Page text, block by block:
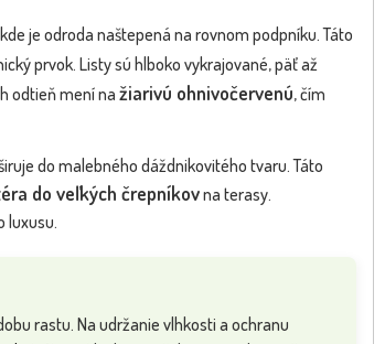
je odroda naštepená na rovnom podpníku. Táto
prvok. Listy sú hlboko vykrajované, päť až
odtieň mení na žiarivú ohnivočervenú, čím
do malebného dáždnikovitého tvaru. Táto
do veľkých črepníkovna terasy.
luxusu.
rastu. Na udržanie vlhkosti a ochranu